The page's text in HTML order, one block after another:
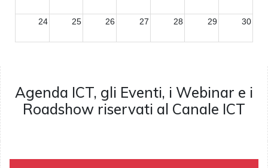
24 25 26 27 28 29 30
Agenda ICT, gli Eventi, i Webinar e i
Roadshow riservati al Canale ICT